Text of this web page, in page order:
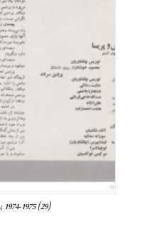
1975 (29)